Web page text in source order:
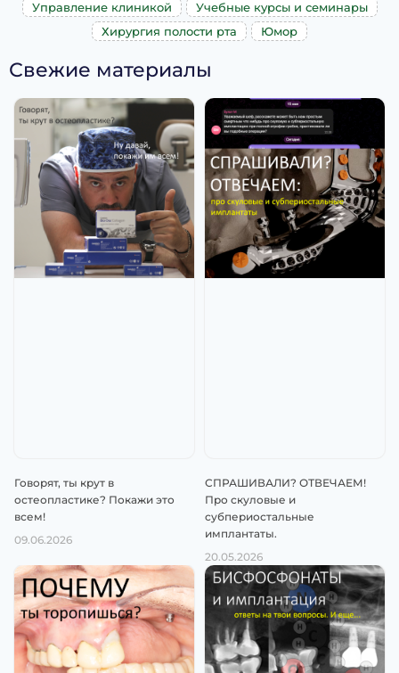
Управление клиникой
Учебные курсы и семинары
Хирургия полости рта
Юмор
Свежие материалы
Говорят, ты крут в
остеопластике? Покажи это
всем!
09.06.2026
СПРАШИВАЛИ? ОТВЕЧАЕМ!
Про скуловые и
субпериостальные
имплантаты.
20.05.2026